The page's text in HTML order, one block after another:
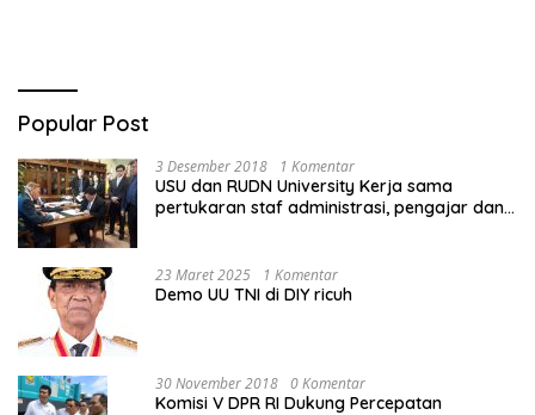
Popular Post
3 Desember 2018 1 Komentar
USU dan RUDN University Kerja sama
pertukaran staf administrasi, pengajar dan
23 Maret 2025 1 Komentar
Demo UU TNI di DIY ricuh
30 November 2018 0 Komentar
Komisi V DPR RI Dukung Percepatan